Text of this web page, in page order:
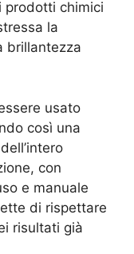
prodotti chimici
la
brillantezza
usato
così una
con
e manuale
di rispettare
risultati già